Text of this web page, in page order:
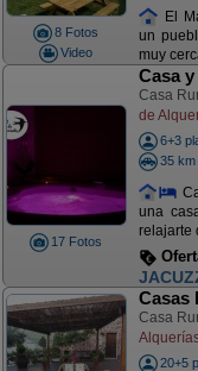
8 Fotos
Video
El
un
muy
17 Fotos
Casa
Casa
de
6+3
35 km
una
relajarte
Casas
Casa
20+5